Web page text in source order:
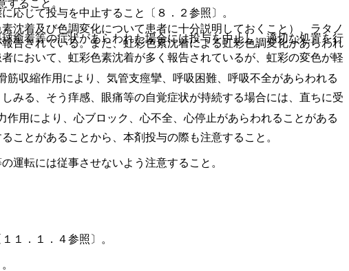
ること。
着及び色調変化について患者に十分説明しておくこと）、ラタノ
告されている。また、虹彩色素沈着による虹彩色調変化があらわれ
において、虹彩色素沈着が多く報告されているが、虹彩の変色が軽
る、そう痒感、眼痛等の自覚症状が持続する場合には、直ちに受
とがあることから、本剤投与の際も注意すること。
運転には従事させないよう注意すること。
１．１．４参照〕。
応じて投与を中止すること〔８．２参照〕。
癒着等の症状があらわれた場合には投与を中止し、適切な処置を行
収縮作用により、気管支痙攣、呼吸困難、呼吸不全があらわれる
用により、心ブロック、心不全、心停止があらわれることがある